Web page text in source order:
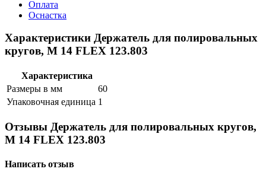
Оплата
Оснастка
Характеристики Держатель для полировальных
кругов, M 14 FLEX 123.803
Характеристика
Размеры в мм
60
Упаковочная единица 1
Отзывы Держатель для полировальных кругов,
M 14 FLEX 123.803
Написать отзыв